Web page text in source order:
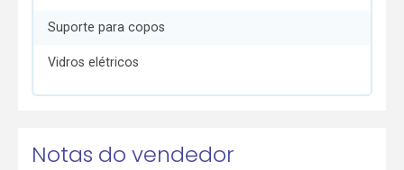
Suporte para copos
Vidros elétricos
Notas do vendedor